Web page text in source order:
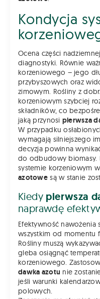
Kondycja
Ocena części
diagnostyki. Równie
korzeniowego – jego
przybyszowych oraz
zimowym. Rośliny z
korzeniowym szybciej
składników, co
jaką przynosi pierwsza
W przypadku
wymagają silniejszego
decyzja powinna
do odbudowy biomasy.
systemie korzeniowym
azotowesą w stanie
Kiedy pierwsza
naprawdę
Efektywność
wszystkim od momentu
Rośliny muszą
gleba osiągnąć
korzeniowego.
dawka azotu nie
jeśli warunki
polowych.